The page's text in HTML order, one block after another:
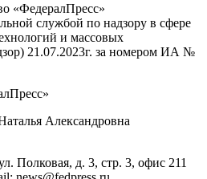
«ФедералПресс»
службой по надзору в сфере
и массовых
21.07.2023г. за номером ИА №
Александровна
Полковая, д. 3, стр. 3, офис 211